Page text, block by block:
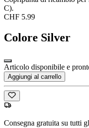
C).
CHF 5.99
Colore Silver
Articolo disponibile e
Aggiungi al carrello
Consegna gratuita su tutti